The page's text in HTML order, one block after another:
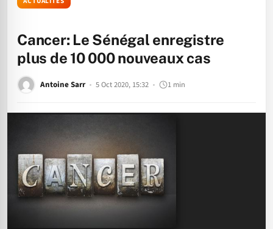
Cancer: Le Sénégal enregistre
plus de 10 000 nouveaux cas
Antoine Sarr 5 Oct 2020, 15:32 1 min